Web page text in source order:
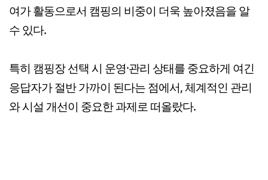
여가 활동으로서 캠핑의 비중이 더욱 높아졌음을 알
수 있다.
특히 캠핑장 선택 시 운영·관리 상태를 중요하게 여긴
응답자가 절반 가까이 된다는 점에서, 체계적인 관리
와 시설 개선이 중요한 과제로 떠올랐다.